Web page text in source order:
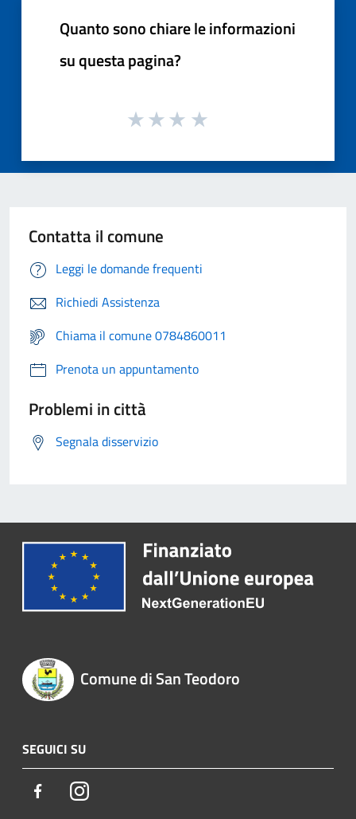
Quanto sono chiare le informazioni
su questa pagina?
Contatta il comune
Leggi le domande frequenti
Richiedi Assistenza
Chiama il comune 0784860011
Prenota un appuntamento
Problemi in città
Segnala disservizio
Comune di San Teodoro
SEGUICI SU
FacebookInstagram